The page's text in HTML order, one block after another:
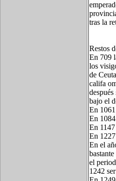
tras la
Restos
En 709
los
de
califa
bajo el
En
En
En
En
En el
el
1242